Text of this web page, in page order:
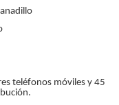
teléfonos móviles y 45